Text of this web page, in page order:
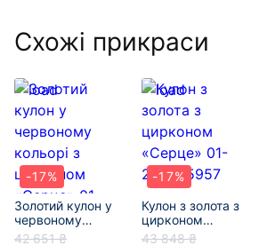
Схожі прикраси
-17%
Золотий кулон у
червоному
кольорі з
42 651 ₴
-17%
Кулон з золота з
цирконом
«Серце» 01-
43 848 ₴